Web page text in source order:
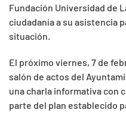
Fundación Universidad de
ciudadanía a su asistencia
situación.
El próximo viernes, 7 de
salón de actos del
una charla informativa con
parte del plan establecido